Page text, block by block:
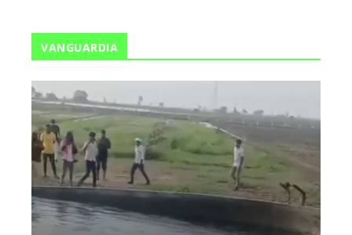
VANGUARDIA